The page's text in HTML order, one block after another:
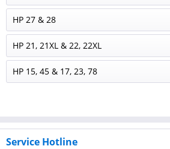
HP 27 & 28
HP 21, 21XL & 22, 22XL
HP 15, 45 & 17, 23, 78
Service Hotline